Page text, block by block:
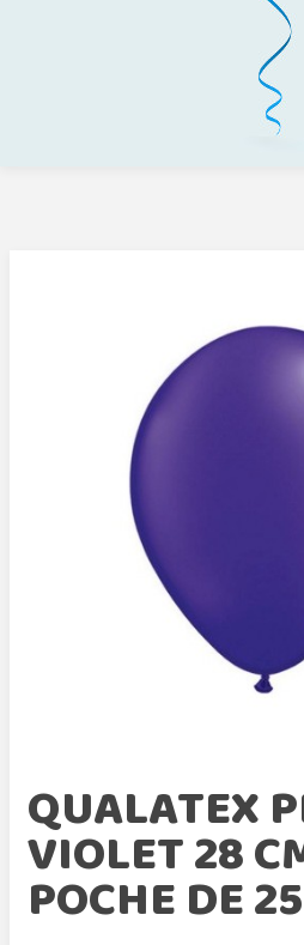
QUALATEX
VIOLET 28
POCHE DE 25